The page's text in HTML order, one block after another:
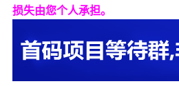
损失由您个人承担。